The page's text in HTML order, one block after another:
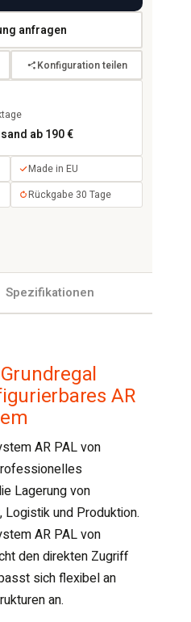
anfragen
Konfiguration teilen
ab 190 €
Made in EU
Rückgabe 30 Tage
Spezifikationen
AR
AR PAL von
Lagerung von
Logistik und Produktion.
AR PAL von
den direkten Zugriff
sich flexibel an
an.